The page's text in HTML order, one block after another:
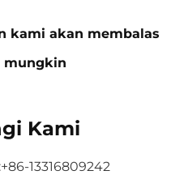
kami akan membalas
mungkin
Kami
+86-13316809242